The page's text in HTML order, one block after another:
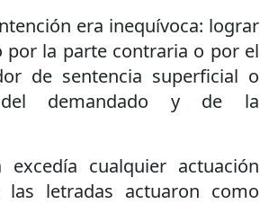
era inequívoca: lograr
por la parte contraria o por el
de sentencia superficial o
del demandado y de la
cualquier actuación
letradas actuaron como